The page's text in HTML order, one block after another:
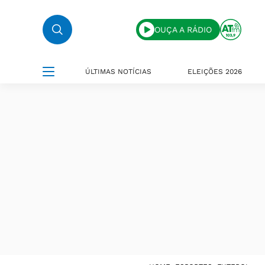
OUÇA A RÁDIO
ÚLTIMAS NOTÍCIAS ELEIÇÕES 2026